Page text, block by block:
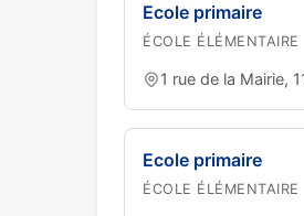
Ecole primaire
ÉCOLE ÉLÉMENTAIRE
1 rue de la Mairie,
Ecole primaire
ÉCOLE ÉLÉMENTAIRE